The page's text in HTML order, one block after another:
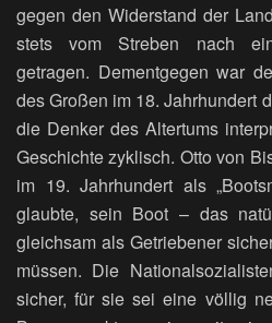
gegen den Widerstand der
stets vom Streben nach
getragen. Dementgegen war
des Großen im 18. Jahrhundert
die Denker des Altertums
Geschichte zyklisch. Otto von
im 19. Jahrhundert als
glaubte, sein Boot – das
gleichsam als Getriebener
müssen. Die
sicher, für sie sei eine völlig